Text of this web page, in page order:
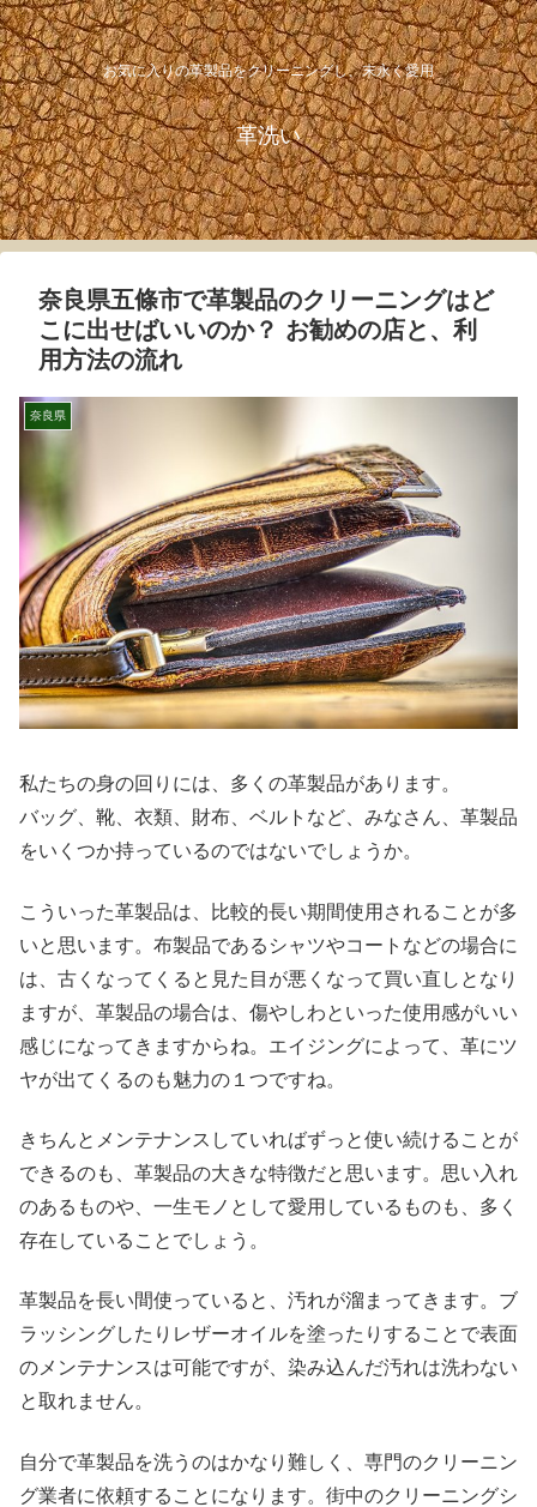
お気に入りの革製品をクリーニングし、末永く愛用
革洗い
奈良県五條市で革製品のクリーニングはど
こに出せばいいのか？ お勧めの店と、利
用方法の流れ
奈良県
私たちの身の回りには、多くの革製品があります。
バッグ、靴、衣類、財布、ベルトなど、みなさん、革製品
をいくつか持っているのではないでしょうか。
こういった革製品は、比較的長い期間使用されることが多
いと思います。布製品であるシャツやコートなどの場合に
は、古くなってくると見た目が悪くなって買い直しとなり
ますが、革製品の場合は、傷やしわといった使用感がいい
感じになってきますからね。エイジングによって、革にツ
ヤが出てくるのも魅力の１つですね。
きちんとメンテナンスしていればずっと使い続けることが
できるのも、革製品の大きな特徴だと思います。思い入れ
のあるものや、一生モノとして愛用しているものも、多く
存在していることでしょう。
革製品を長い間使っていると、汚れが溜まってきます。ブ
ラッシングしたりレザーオイルを塗ったりすることで表面
のメンテナンスは可能ですが、染み込んだ汚れは洗わない
と取れません。
自分で革製品を洗うのはかなり難しく、専門のクリーニン
グ業者に依頼することになります。街中のクリーニングシ